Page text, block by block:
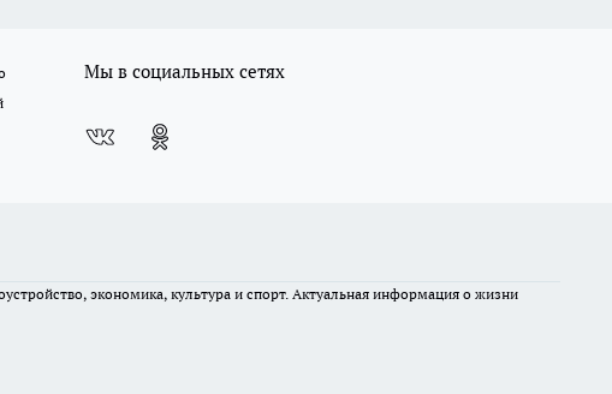
Мы в социальных сетях
экономика, культура и спорт. Актуальная информация о жизни